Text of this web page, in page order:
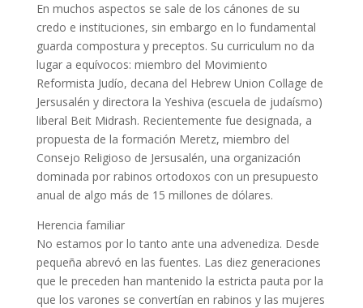
En muchos aspectos se sale de los cánones de su
credo e instituciones, sin embargo en lo fundamental
guarda compostura y preceptos. Su curriculum no da
lugar a equívocos: miembro del Movimiento
Reformista Judío, decana del Hebrew Union Collage de
Jersusalén y directora la Yeshiva (escuela de judaísmo)
liberal Beit Midrash. Recientemente fue designada, a
propuesta de la formación Meretz, miembro del
Consejo Religioso de Jersusalén, una organización
dominada por rabinos ortodoxos con un presupuesto
anual de algo más de 15 millones de dólares.
Herencia familiar
No estamos por lo tanto ante una advenediza. Desde
pequeña abrevó en las fuentes. Las diez generaciones
que le preceden han mantenido la estricta pauta por la
que los varones se convertían en rabinos y las mujeres